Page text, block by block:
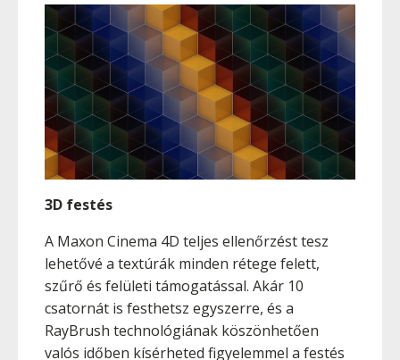
3D festés
A Maxon Cinema 4D teljes ellenőrzést tesz
lehetővé a textúrák minden rétege felett,
szűrő és felületi támogatással. Akár 10
csatornát is festhetsz egyszerre, és a
RayBrush technológiának köszönhetően
valós időben kísérheted figyelemmel a festés